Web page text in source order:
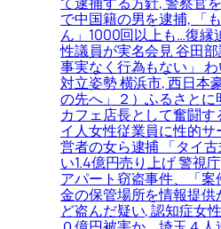
で中国籍の男を逮捕, 「
ん」1000回以上も…復縁
性議員が実名会見 谷田
事実なく行為もない」
対立姿勢 横浜市, 西日本
の先へ」２）ふるさと
カフェ店長として奮闘す
イ人女性従業員に性的サ
営者の女ら逮捕 「タイ
い1.4億円売り上げ 警視
アパート窃盗事件、「
金の保管場所を情報提
ど盗んだ疑い, 認知症女